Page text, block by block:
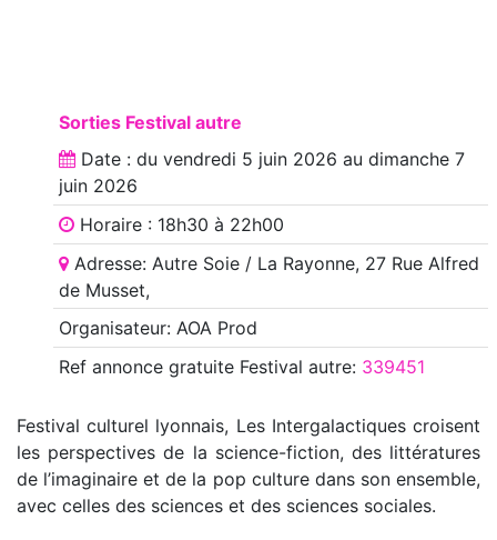
Sorties Festival autre
Date : du vendredi 5 juin 2026 au dimanche 7
juin 2026
Horaire : 18h30 à 22h00
Adresse: Autre Soie / La Rayonne, 27 Rue Alfred
de Musset,
Organisateur: AOA Prod
Ref annoncegratuite Festival autre: 339451
Festival culturel lyonnais, Les Intergalactiques croisent
les perspectives de la science-fiction, des littératures
de l’imaginaire et de la pop culture dans son ensemble,
avec celles des sciences et des sciences sociales.